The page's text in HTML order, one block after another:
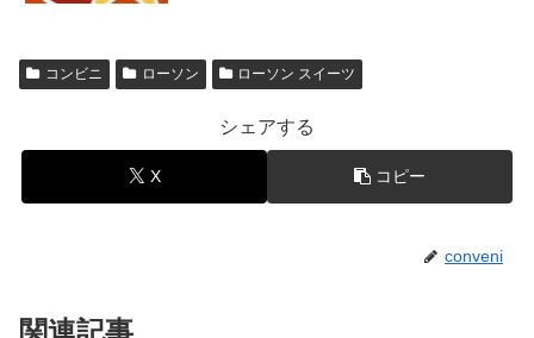
コンビニ ローソン ローソン スイーツ
シェアする
X コピー
conveni
関連記事